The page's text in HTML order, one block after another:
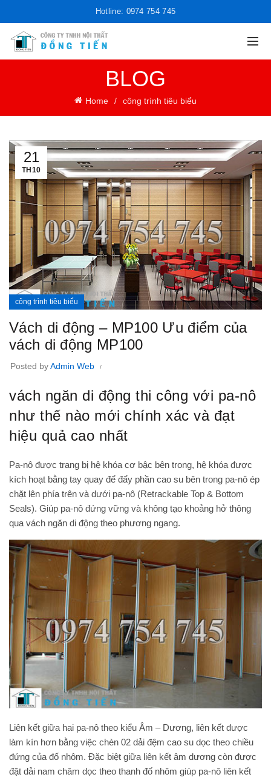
Hotline: 0974 754 745
BLOG
Home công trình tiêu biểu
21
TH10
công trình tiêu biểu
Vách di động – MP100 Ưu điểm của
vách di động MP100
Posted byAdmin Web
vách ngăn di động thi công với pa-nô
như thế nào mới chính xác và đạt
hiệu quả cao nhất
Pa-nô được trang bị hệ khóa cơ bậc bên trong, hệ khóa được
kích hoạt bằng tay quay để đẩy phần cao su bên trong pa-nô ép
chặt lên phía trên và dưới pa-nô (Retrackable Top & Bottom
Seals). Giúp pa-nô đứng vững và không tạo khoảng hở thông
qua vách ngăn di động theo phương ngang.
Liên kết giữa hai pa-nô theo kiểu Âm – Dương, liên kết được
làm kín hơn bằng việc chèn 02 dải đệm cao su dọc theo chiều
đứng của đố nhôm. Đặc biệt giữa liên kết âm dương còn được
đặt dải nam châm dọc theo thanh đố nhôm giúp pa-nô liên kết